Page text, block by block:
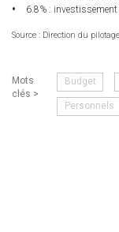
6.8% : investissement
Source : Direction du
Mots
clés >
Budget
Personnels